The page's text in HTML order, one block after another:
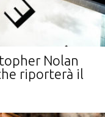
Nolan
riporterà il